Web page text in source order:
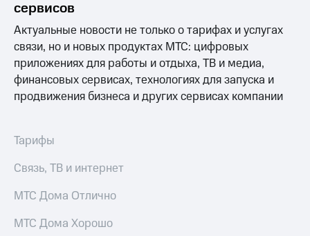
сервисов
Актуальные новости не только о тарифах и услугах
связи, но и новых продуктах МТС: цифровых
приложениях для работы и отдыха, ТВ и медиа,
финансовых сервисах, технологиях для запуска и
продвижения бизнеса и других сервисах компании
Тарифы
Связь, ТВ и интернет
МТС Дома Отлично
МТС Дома Хорошо